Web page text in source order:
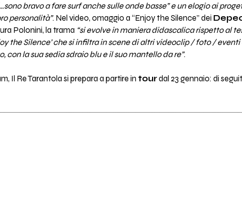
bravo a fare surf anche sulle onde basse” e un elogio ai
personalità”. Nel video, omaggio a “Enjoy the Silence” dei
Polonini, la trama “si evolve in maniera didascalica rispetto al
the Silence’ che si infiltra in scene di altri videoclip / foto /
con la sua sedia sdraio blu e il suo mantello da re”.
Il Re Tarantola si prepara a partire in tourdal 23 gennaio: di